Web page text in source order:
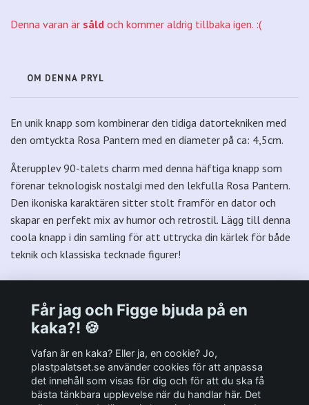
Denna varan är såld och kommer aldrig tillbaka igen. :(
OM DENNA PRYL
En unik knapp som kombinerar den tidiga datortekniken med
den omtyckta Rosa Pantern med en diameter på ca: 4,5cm.
Återupplev 90-talets charm med denna häftiga knapp som
förenar teknologisk nostalgi med den lekfulla Rosa Pantern.
Den ikoniska karaktären sitter stolt framför en dator och
skapar en perfekt mix av humor och retrostil. Lägg till denna
coola knapp i din samling för att uttrycka din kärlek för både
teknik och klassiska tecknade figurer!
Andra viktiga länkar:
Får jag och Figge bjuda på en
kaka?! 🍪
Vafan är en kaka? Eller ja, en cookie? Jo,
plastpalatset.se använder cookies för att anpassa
det innehåll som visas för dig och för att du ska få
bästa tänkbara upplevelse när du handlar här. Det